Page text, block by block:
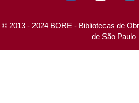
© 2013 - 2024 BORE - Bibliotecas de
de São Paulo